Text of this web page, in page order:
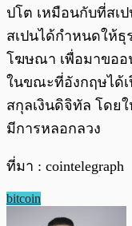
ปโต เหมือนกับที่สเ
สเปนได้กำหนดให้
โฆษณา เพื่อมาขออ
ในขณะที่อังกฤษได้
สกุลเงินดิจิทัล โดย
มีการหลอกลวง
ที่มา : cointelegraph
bitcoin